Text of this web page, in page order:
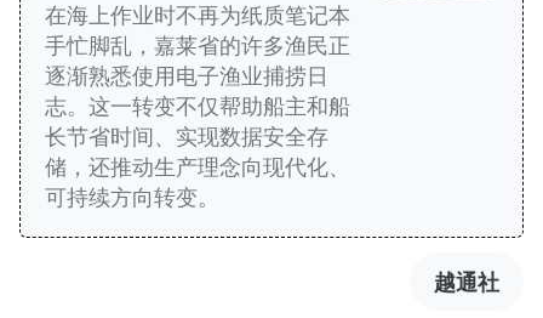
在海上作业时不再为纸质笔记本
手忙脚乱，嘉莱省的许多渔民正
逐渐熟悉使用电子渔业捕捞日
志。这一转变不仅帮助船主和船
长节省时间、实现数据安全存
储，还推动生产理念向现代化、
可持续方向转变。
越通社